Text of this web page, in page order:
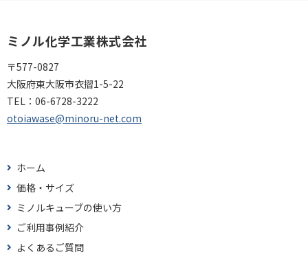
ミノル化学工業株式会社
〒577-0827
大阪府東大阪市衣摺1-5-22
TEL： 06-6728-3222
otoiawase@minoru-net.com
ホーム
価格・サイズ
ミノルキューブの使い方
ご利用事例紹介
よくあるご質問